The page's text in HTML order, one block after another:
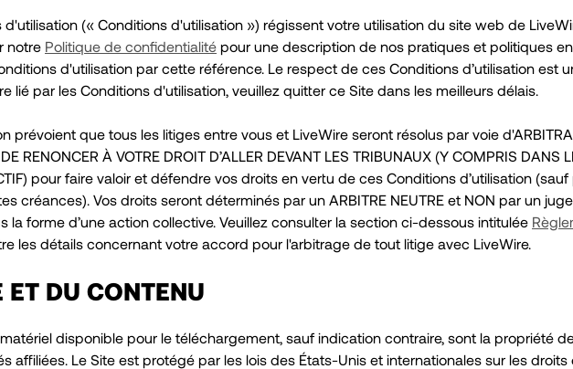
(« Conditions d'utilisation ») régissent votre utilisation du site web de
notre Politique de confidentialité pour une description de nos pratiques et politiques
d'utilisation par cette référence. Le respect de ces Conditions d’utilisation est
lié par les Conditions d'utilisation, veuillez quitter ce Site dans les meilleurs délais.
prévoient que tous les litiges entre vous et LiveWire seront résolus par voie
RENONCER À VOTRE DROIT D’ALLER DEVANT LES TRIBUNAUX (Y COMPRIS DANS
pour faire valoir et défendre vos droits en vertu de ces Conditions d’utilisation
créances). Vos droits seront déterminés par un ARBITRE NEUTRE et NON par un
la forme d’une action collective. Veuillez consulter la section ci-dessous intitulée
les détails concernant votre accord pour l'arbitrage de tout litige avec LiveWire.
ET DU CONTENU
disponible pour le téléchargement, sauf indication contraire, sont la propriété
affiliées. Le Site est protégé par les lois des États-Unis et internationales sur les droits